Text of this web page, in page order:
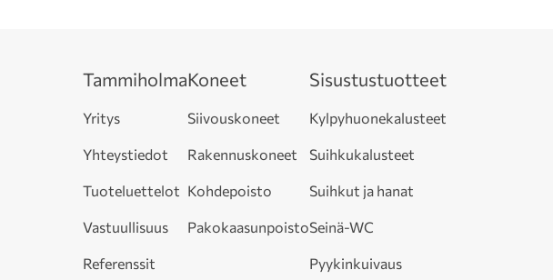
Tammiholma
Yritys
Yhteystiedot
Tuoteluettelot
Vastuullisuus
Referenssit
Koneet
Siivouskoneet
Rakennuskoneet
Kohdepoisto
Pakokaasunpoisto
Sisustustuotteet
Kylpyhuonekalusteet
Suihkukalusteet
Suihkut ja hanat
Seinä-WC
Pyykinkuivaus